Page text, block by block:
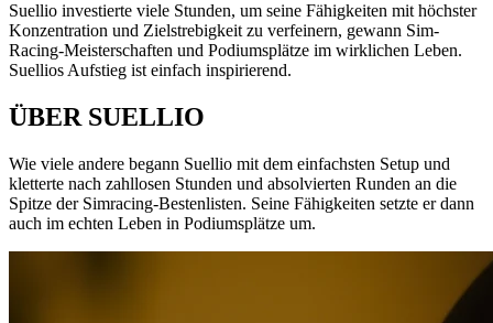
Suellio investierte viele Stunden, um seine Fähigkeiten mit höchster
Konzentration und Zielstrebigkeit zu verfeinern, gewann Sim-
Racing-Meisterschaften und Podiumsplätze im wirklichen Leben.
Suellios Aufstieg ist einfach inspirierend.
ÜBER SUELLIO
Wie viele andere begann Suellio mit dem einfachsten Setup und
kletterte nach zahllosen Stunden und absolvierten Runden an die
Spitze der Simracing-Bestenlisten. Seine Fähigkeiten setzte er dann
auch im echten Leben in Podiumsplätze um.